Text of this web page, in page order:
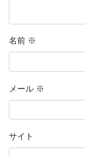
名前 ※
メール ※
サイト